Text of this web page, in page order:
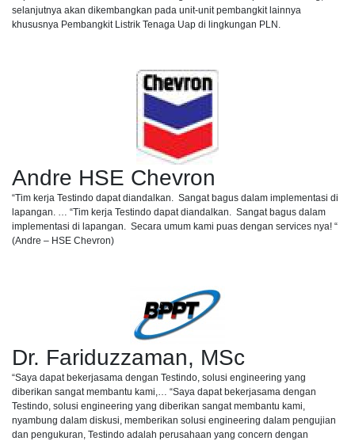
selanjutnya akan dikembangkan pada unit-unit pembangkit lainnya
khususnya Pembangkit Listrik Tenaga Uap di lingkungan PLN.
Andre HSE Chevron
“Tim kerja Testindo dapat diandalkan. Sangat bagus dalam implementasi di
lapangan. … “Tim kerja Testindo dapat diandalkan. Sangat bagus dalam
implementasi di lapangan. Secara umum kami puas dengan services nya! “
(Andre – HSE Chevron)
Dr. Fariduzzaman, MSc
“Saya dapat bekerjasama dengan Testindo, solusi engineering yang
diberikan sangat membantu kami,… “Saya dapat bekerjasama dengan
Testindo, solusi engineering yang diberikan sangat membantu kami,
nyambung dalam diskusi, memberikan solusi engineering dalam pengujian
dan pengukuran, Testindo adalah perusahaan yang concern dengan